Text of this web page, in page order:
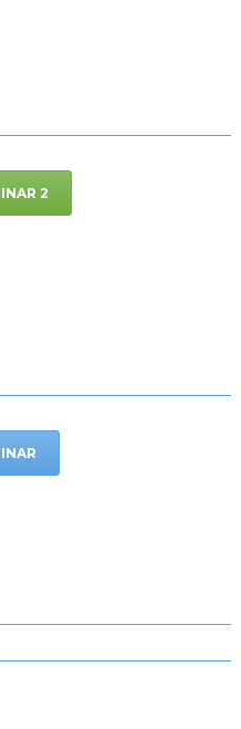
2